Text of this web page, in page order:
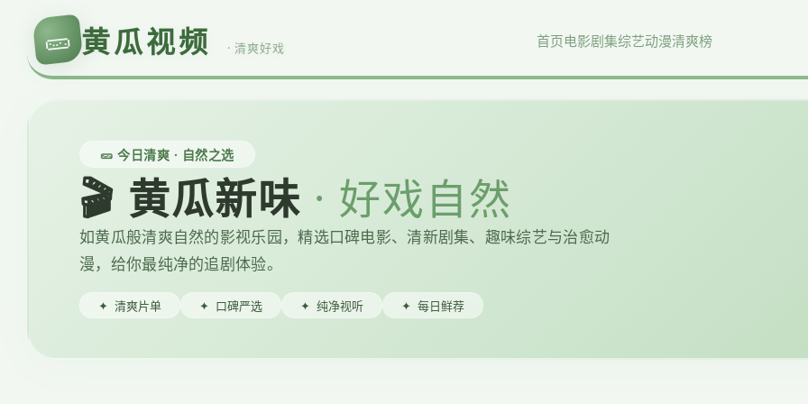
🥒 黄瓜视频 · 清爽好戏 首页电影剧集综艺动漫清爽榜
🥒 今日清爽 · 自然之选
🎬 黄瓜新味 · 好戏自然
如黄瓜般清爽自然的影视乐园，精选口碑电影、清新剧集、趣味综艺与治愈动
漫，给你最纯净的追剧体验。
✦ 清爽片单 ✦ 口碑严选 ✦ 纯净视听 ✦ 每日鲜荐